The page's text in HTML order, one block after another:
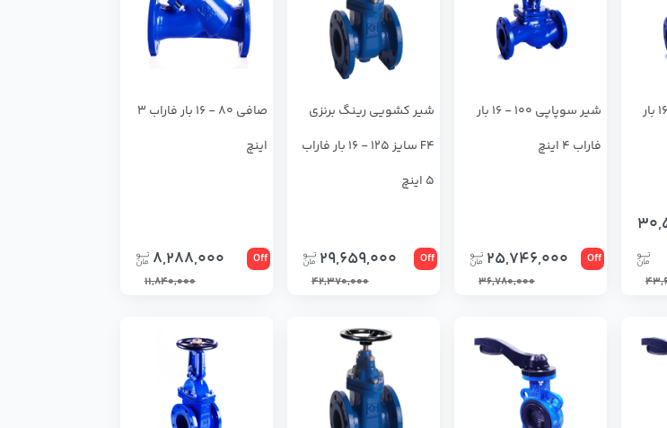
شیر سوپاپی 125 - 16 بار
شیر سوپاپی 100 - 16 بار
فاراب 4 اینچ
Off
25,746,000
36,780,000
شیر کشویی رینگ برنزی
F4 سایز 125 - 16 بار فاراب
5 اینچ
Off
29,659,000
42,370,000
صافی 80 - 16 بار فاراب 3
اینچ
Off
8,288,000
11,840,000